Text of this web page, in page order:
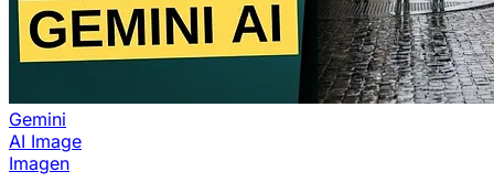
Gemini
AI Image
Imagen